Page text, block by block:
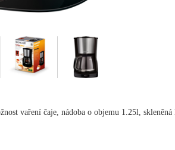
vaření čaje, nádoba o objemu 1.25l,